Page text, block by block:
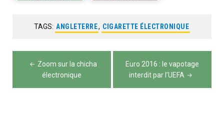
TAGS: ANGLETERRE, CIGARETTE ÉLECTRONIQUE
Navigation
Zoom sur la chicha
électronique
Euro 2016 : le vapotage
interdit par l’UEFA